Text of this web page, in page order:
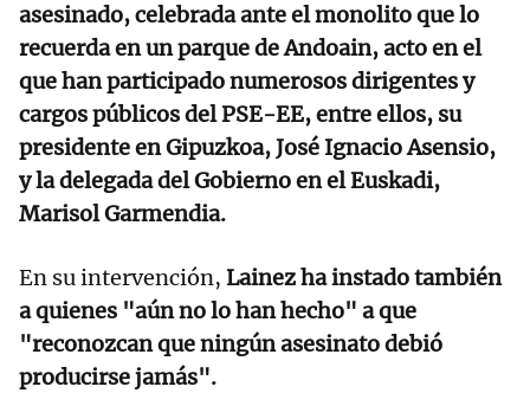
asesinado, celebrada ante el monolito que lo
recuerda en un parque de Andoain, acto en el
que han participado numerosos dirigentes y
cargos públicos del PSE-EE, entre ellos, su
presidente en Gipuzkoa, José Ignacio Asensio,
y la delegada del Gobierno en el Euskadi,
Marisol Garmendia.
En su intervención, Lainez ha instado también
a quienes "aún no lo han hecho" a que
"reconozcan que ningún asesinato debió
producirse jamás".